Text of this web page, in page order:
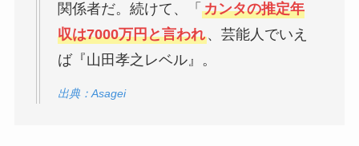
関係者だ。続けて、「 カンタの推定年
収は7000万円と言われ、芸能人でいえ
ば『山田孝之レベル』。
出典：Asagei